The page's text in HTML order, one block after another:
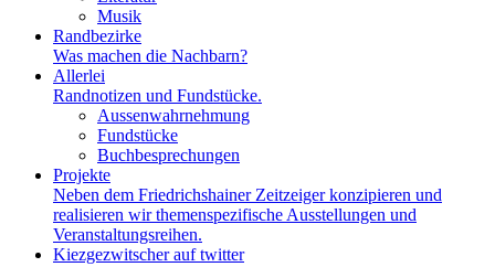
Musik
Randbezirke
Was machen die Nachbarn?
Allerlei
Randnotizen und Fundstücke.
Aussenwahrnehmung
Fundstücke
Buchbesprechungen
Projekte
Neben dem Friedrichshainer Zeitzeiger konzipieren und
realisieren wir themenspezifische Ausstellungen und
Veranstaltungsreihen.
Kiezgezwitscher auf twitter